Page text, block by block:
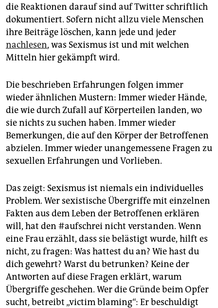
die Reaktionen darauf sind auf Twitter schriftlich
dokumentiert. Sofern nicht allzu viele Menschen
ihre Beiträge löschen, kann jede und jeder
nachlesen, was Sexismus ist und mit welchen
Mitteln hier gekämpft wird.
Die beschrieben Erfahrungen folgen immer
wieder ähnlichen Mustern: Immer wieder Hände,
die wie durch Zufall auf Körperteilen landen, wo
sie nichts zu suchen haben. Immer wieder
Bemerkungen, die auf den Körper der Betroffenen
abzielen. Immer wieder unangemessene Fragen zu
sexuellen Erfahrungen und Vorlieben.
Das zeigt: Sexismus ist niemals ein individuelles
Problem. Wer sexistische Übergriffe mit einzelnen
Fakten aus dem Leben der Betroffenen erklären
will, hat den #aufschrei nicht verstanden. Wenn
eine Frau erzählt, dass sie belästigt wurde, hilft es
nicht, zu fragen: Was hattest du an? Wie hast du
dich gewehrt? Warst du betrunken? Keine der
Antworten auf diese Fragen erklärt, warum
Übergriffe geschehen. Wer die Gründe beim Opfer
sucht, betreibt „victim blaming“: Er beschuldigt